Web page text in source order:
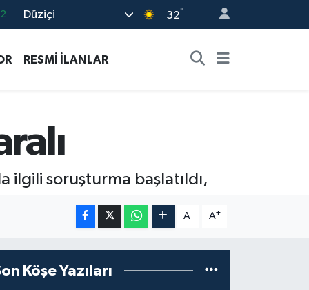
Düziçi 32°
RESMİ İLANLAR
ilgili soruşturma başlatıldı,
A- A+
Köşe Yazıları